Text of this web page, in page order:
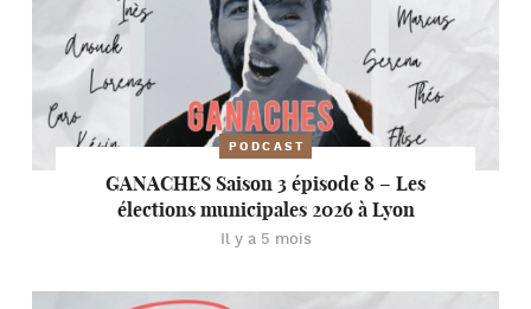
PODCAST
GANACHES Saison 3 épisode 8 – Les
élections municipales 2026 à Lyon
Il y a 5 mois